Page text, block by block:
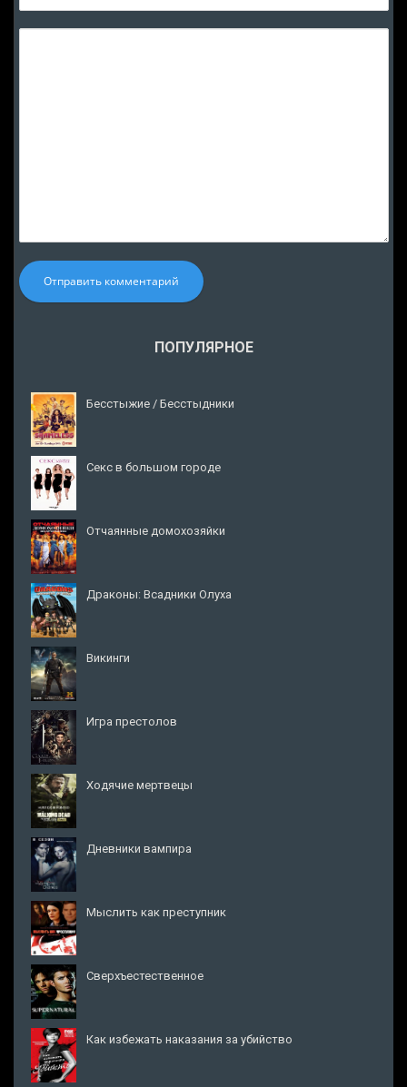
Отправить комментарий
ПОПУЛЯРНОЕ
Бесстыжие / Бесстыдники
Секс в большом городе
Отчаянные домохозяйки
Драконы: Всадники Олуха
Викинги
Игра престолов
Ходячие мертвецы
Дневники вампира
Мыслить как преступник
Сверхъестественное
Как избежать наказания за убийство